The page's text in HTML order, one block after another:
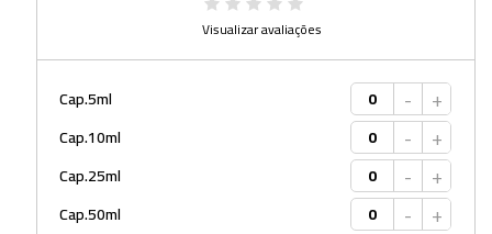
Visualizar avaliações
Cap.5ml - +
Cap.10ml - +
Cap.25ml - +
Cap.50ml - +